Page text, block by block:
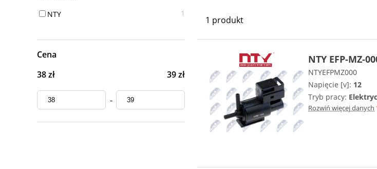
NTY 1
Cena
38 zł
39 zł
-
1 produkt
NTY EFP-MZ-
NTYEFPMZ000
Napięcie [v]: 12
Tryb pracy:
Rozwiń więcej danych